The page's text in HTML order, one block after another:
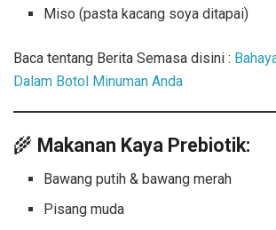
Miso (pasta kacang soya ditapai)
Baca tentang Berita Semasa disini :
Dalam Botol Minuman Anda
🌾 Makanan Kaya Prebiotik:
Bawang putih & bawang merah
Pisang muda